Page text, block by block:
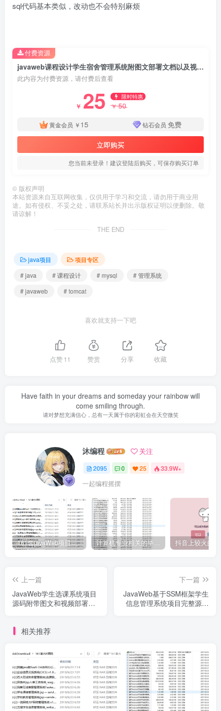
sql代码基本类似，改动也不会特别麻烦
javaweb课程设计学生宿舍管理系统附图文部署文档以及视频教程
此内容为付费资源，请付费后查看
￥ 25 限时特惠
￥50
黄金会员 ￥ 15 钻石会员 免费
立即购买
您当前未登录！建议登陆后购买，可保存购买订单
付费资源
© 版权声明
本站资源来自互联网收集，仅供用于学习和交流，请勿用于商业用
途。如有侵权、不妥之处，请联系站长并出示版权证明以便删除。敬
请谅解！
THE END
java项目
项目专区
# java
# 课程设计 # mysql
# 管理系统
# javaweb
# tomcat
喜欢就支持一下吧
点赞11 赞赏 分享 收藏
Have faith in your dreams and someday your rainbow will
come smiling through.
请对梦想充满信心，总有一天属于你的彩虹会在天空微笑
沐编程 关注
2095 0 25 33.9W+
一起编程摇摆
161套javaWeb项目源码免费分享 计算机专业相关的毕业设计论文合集免费下载
上一篇
JavaWeb学生选课系统项目
源码附带图文和视频部署教
下一篇
JavaWeb基于SSM框架学生
信息管理系统项目完整源码
相关推荐